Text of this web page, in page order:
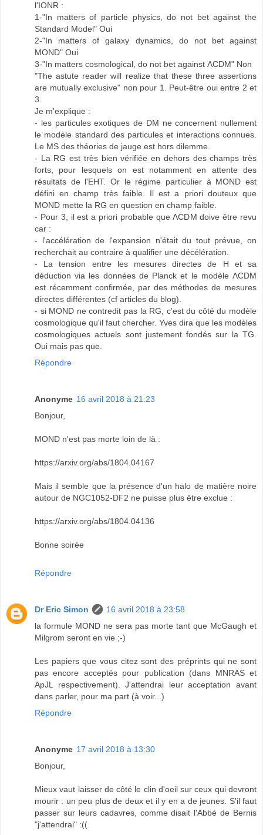
l'IONR :
1-"In matters of particle physics, do not bet against the
Standard Model" Oui
2-"In matters of galaxy dynamics, do not bet against
MOND" Oui
3-"In matters cosmological, do not bet against ΛCDM" Non
"The astute reader will realize that these three assertions
are mutually exclusive" non pour 1. Peut-être oui entre 2 et
3.
Je m'explique :
- les particules exotiques de DM ne concernent nullement
le modèle standard des particules et interactions connues.
Le MS des théories de jauge est hors dilemme.
- La RG est très bien vérifiée en dehors des champs très
forts, pour lesquels on est notamment en attente des
résultats de l'EHT. Or le régime particulier à MOND est
défini en champ très faible. Il est a priori douteux que
MOND mette la RG en question en champ faible.
- Pour 3, il est a priori probable que ΛCDM doive être revu
car :
- l'accélération de l'expansion n'était du tout prévue, on
recherchait au contraire à qualifier une décélération.
- La tension entre les mesures directes de H et sa
déduction via les données de Planck et le modèle ΛCDM
est récemment confirmée, par des méthodes de mesures
directes différentes (cf articles du blog).
- si MOND ne contredit pas la RG, c'est du côté du modèle
cosmologique qu'il faut chercher. Yves dira que les modèles
cosmologiques actuels sont justement fondés sur la TG.
Oui mais pas que.
Répondre
Anonyme 16 avril 2018 à 21:23
Bonjour,
MOND n'est pas morte loin de là :
https://arxiv.org/abs/1804.04167
Mais il semble que la présence d'un halo de matière noire
autour de NGC1052-DF2 ne puisse plus être exclue :
https://arxiv.org/abs/1804.04136
Bonne soirée
Répondre
Dr Eric Simon
16 avril 2018 à 23:58
la formule MOND ne sera pas morte tant que McGaugh et
Milgrom seront en vie ;-)
Les papiers que vous citez sont des préprints qui ne sont
pas encore acceptés pour publication (dans MNRAS et
ApJL respectivement). J'attendrai leur acceptation avant
dans parler, pour ma part (à voir...)
Répondre
Anonyme 17 avril 2018 à 13:30
Bonjour,
Mieux vaut laisser de côté le clin d'oeil sur ceux qui devront
mourir : un peu plus de deux et il y en a de jeunes. S'il faut
passer sur leurs cadavres, comme disait l'Abbé de Bernis
"j'attendrai" :((